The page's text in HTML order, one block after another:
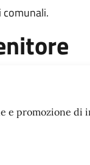
comunali.
e promozione di